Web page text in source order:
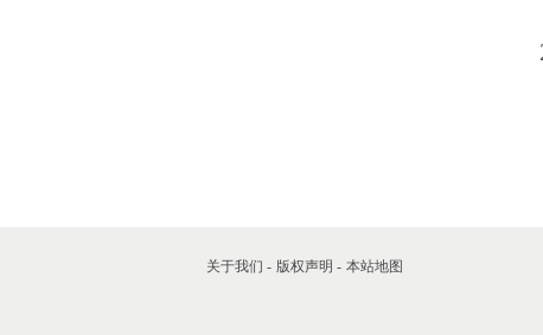
关于我们 - 版权声明 - 本站地图